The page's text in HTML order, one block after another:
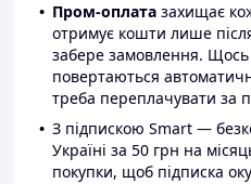
Пром-оплата захищає
отримує кошти лише
забере замовлення.
повертаються
треба переплачувати за
З підпискою Smart —
Україні за 50 грн на
покупки, щоб підписка